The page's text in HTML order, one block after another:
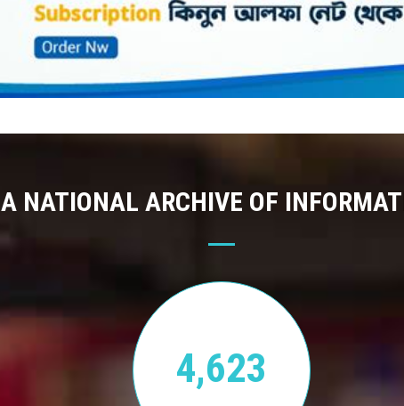
A NATIONAL ARCHIVE OF
4,623